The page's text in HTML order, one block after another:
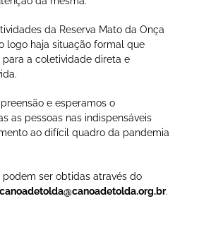
da Reserva Mato da Onça
logo haja situação formal que
a coletividade direta e
e esperamos o
as pessoas nas indispensáveis
ao difícil quadro da pandemia
podem ser obtidas através do
canoadetolda@canoadetolda.org.br.